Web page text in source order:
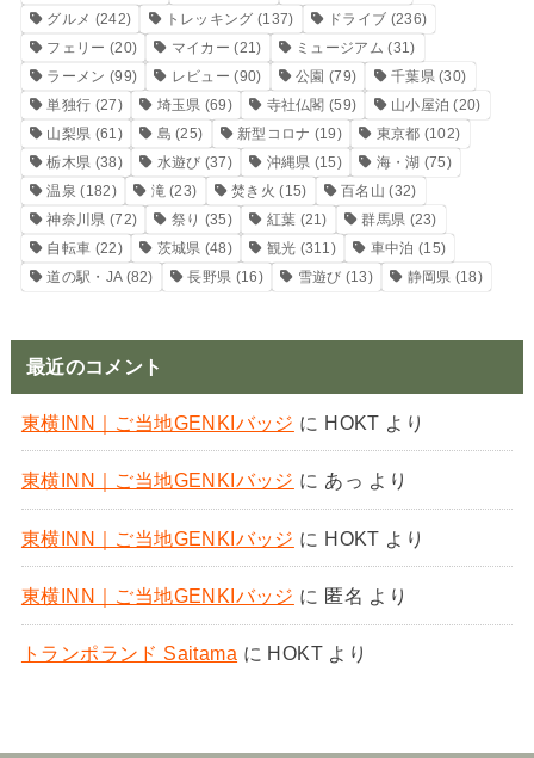
グルメ (242) トレッキング (137) ドライブ (236)
フェリー (20) マイカー (21) ミュージアム (31)
ラーメン (99) レビュー (90) 公園 (79) 千葉県 (30)
単独行 (27) 埼玉県 (69) 寺社仏閣 (59) 山小屋泊 (20)
山梨県 (61) 島 (25) 新型コロナ (19) 東京都 (102)
栃木県 (38) 水遊び (37) 沖縄県 (15) 海・湖 (75)
温泉 (182) 滝 (23) 焚き火 (15) 百名山 (32)
神奈川県 (72) 祭り (35) 紅葉 (21) 群馬県 (23)
自転車 (22) 茨城県 (48) 観光 (311) 車中泊 (15)
道の駅・JA(82) 長野県 (16) 雪遊び (13) 静岡県 (18)
最近のコメント
東横INN｜ご当地GENKIバッジ に HOKT より
東横INN｜ご当地GENKIバッジ に あっ より
東横INN｜ご当地GENKIバッジ に HOKT より
東横INN｜ご当地GENKIバッジ に 匿名 より
トランポランド Saitama に HOKT より